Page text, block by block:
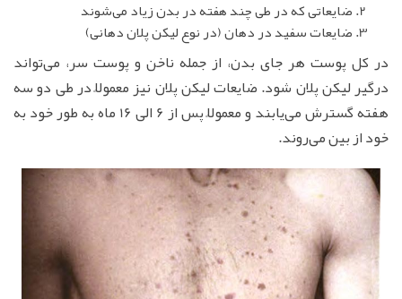
ضایعاتی که در طی چند هفته در بدن زیاد می‌شوند
ضایعات سفید در دهان (در نوع لیکن پلان دهانی)
در کل پوست هر جای بدن، از جمله ناخن و پوست سر، می‌تواند
درگیر لیکن پلان شود. ضایعات لیکن پلان نیز معمولاً در طی دو سه
هفته گسترش می‌یابند و معمولاً پس از 6 الی 16 ماه به طور خود به
خود از بین می‌روند.